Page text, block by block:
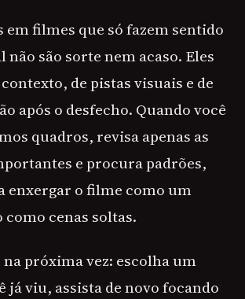
em filmes que só fazem sentido
não são sorte nem acaso. Eles
de pistas visuais e de
após o desfecho. Quando você
quadros, revisa apenas as
e procura padrões,
enxergar o filme como um
cenas soltas.
na próxima vez: escolha um
já viu, assista de novo focando